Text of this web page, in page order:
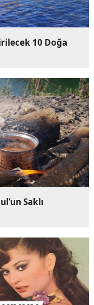
10 Doğa
Saklı